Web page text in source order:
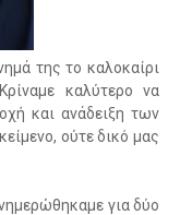
της το καλοκαίρι
καλύτερο να
και ανάδειξη των
ούτε δικό μας
για δύο